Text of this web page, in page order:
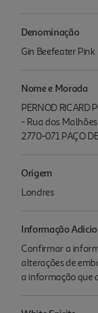
Denominação
Gin Beefeater Pink
Nome e Morada
PERNOD RICARD
- Rua dos Malhões
2770-071 PAÇO
Origem
Londres
Informação
Confirmar a
alterações de
a informação que